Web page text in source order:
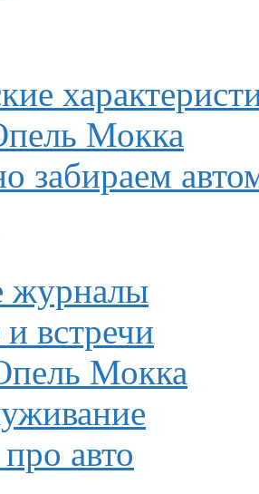
Мокка
забираем
журналы
встречи
Мокка
авто